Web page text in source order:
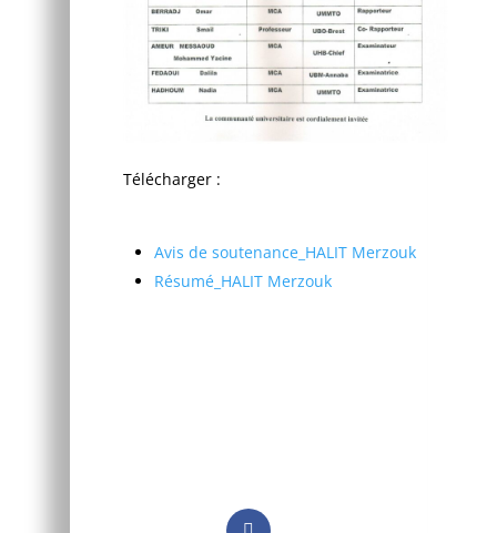
Télécharger :
Avis de soutenance_HALIT Merzouk
Résumé_HALIT Merzouk